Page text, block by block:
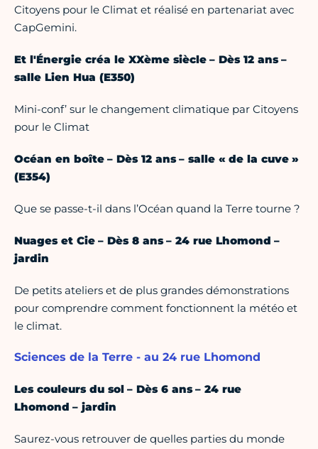
Citoyens pour le Climat et réalisé en partenariat avec
CapGemini.
Et l'Énergie créa le XXème siècle – Dès 12 ans –
salle Lien Hua (E350)
Mini-conf’ sur le changement climatique par Citoyens
pour le Climat
Océan en boîte – Dès 12 ans – salle « de la cuve »
(E354)
Que se passe-t-il dans l’Océan quand la Terre tourne ?
Nuages et Cie – Dès 8 ans – 24 rue Lhomond –
jardin
De petits ateliers et de plus grandes démonstrations
pour comprendre comment fonctionnent la météo et
le climat.
Sciences de la Terre - au 24 rue Lhomond
Les couleurs du sol – Dès 6 ans – 24 rue
Lhomond – jardin
Saurez-vous retrouver de quelles parties du monde